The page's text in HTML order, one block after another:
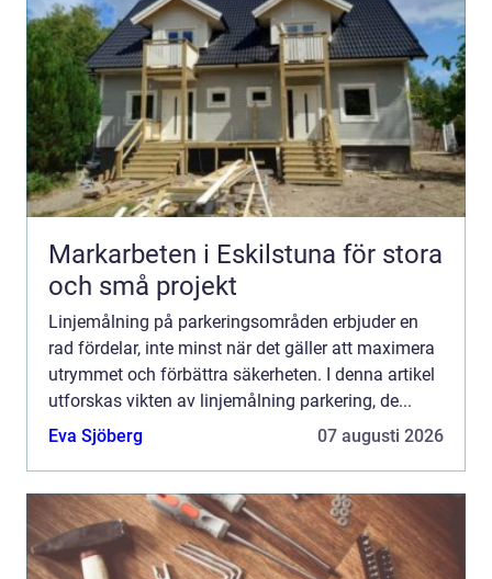
Markarbeten i Eskilstuna för stora
och små projekt
Linjemålning på parkeringsområden erbjuder en
rad fördelar, inte minst när det gäller att maximera
utrymmet och förbättra säkerheten. I denna artikel
utforskas vikten av linjemålning parkering, de...
Eva Sjöberg
07 augusti 2026